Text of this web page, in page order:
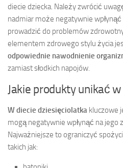
diecie dziecka. Należy zwrócić
nadmiar może negatywnie
prowadzić do problemów
elementem zdrowego stylu życia
odpowiednie nawodnienie
zamiast słodkich napojów.
Jakie produkty unikać
W diecie dziesięciolatka kluczowe
mogą negatywnie wpłynąć na jego
Najważniejsze to ograniczyć
takich jak: